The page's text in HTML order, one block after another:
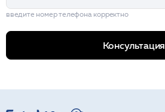
введите номер телефона корректно
Консультация